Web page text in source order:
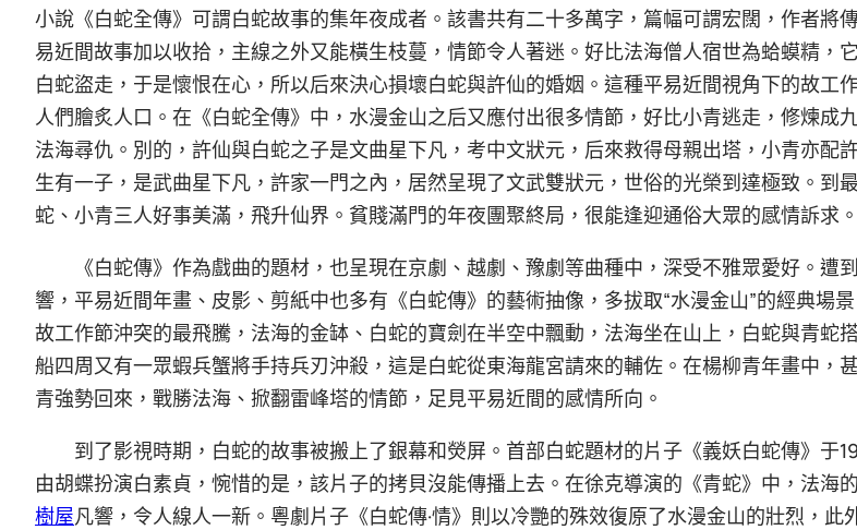
小說《白蛇全傳》可謂白蛇故事的集年夜成者。該書共有二十多萬字，篇幅可謂宏闊，作者將
易近間故事加以收拾，主線之外又能橫生枝蔓，情節令人著迷。好比法海僧人宿世為蛤蟆精，
白蛇盜走，于是懷恨在心，所以后來決心損壞白蛇與許仙的婚姻。這種平易近間視角下的故工
人們膾炙人口。在《白蛇全傳》中，水漫金山之后又應付出很多情節，好比小青逃走，修煉成
法海尋仇。別的，許仙與白蛇之子是文曲星下凡，考中文狀元，后來救得母親出塔，小青亦配
生有一子，是武曲星下凡，許家一門之內，居然呈現了文武雙狀元，世俗的光榮到達極致。到
蛇、小青三人好事美滿，飛升仙界。貧賤滿門的年夜團聚終局，很能逢迎通俗大眾的感情訴求。
《白蛇傳》作為戲曲的題材，也呈現在京劇、越劇、豫劇等曲種中，深受不雅眾愛好。遭
響，平易近間年畫、皮影、剪紙中也多有《白蛇傳》的藝術抽像，多拔取“水漫金山”的經典場
故工作節沖突的最飛騰，法海的金缽、白蛇的寶劍在半空中飄動，法海坐在山上，白蛇與青蛇
船四周又有一眾蝦兵蟹將手持兵刃沖殺，這是白蛇從東海龍宮請來的輔佐。在楊柳青年畫中，
青強勢回來，戰勝法海、掀翻雷峰塔的情節，足見平易近間的感情所向。
到了影視時期，白蛇的故事被搬上了銀幕和熒屏。首部白蛇題材的片子《義妖白蛇傳》于
由胡蝶扮演白素貞，惋惜的是，該片子的拷貝沒能傳播上去。在徐克導演的《青蛇》中，法海
樹屋凡響，令人線人一新。粵劇片子《白蛇傳·情》則以冷艷的殊效復原了水漫金山的壯烈，此